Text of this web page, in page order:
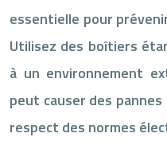
essentielle pour
Utilisez des boîtiers
à un environnement
peut causer des
respect des normes